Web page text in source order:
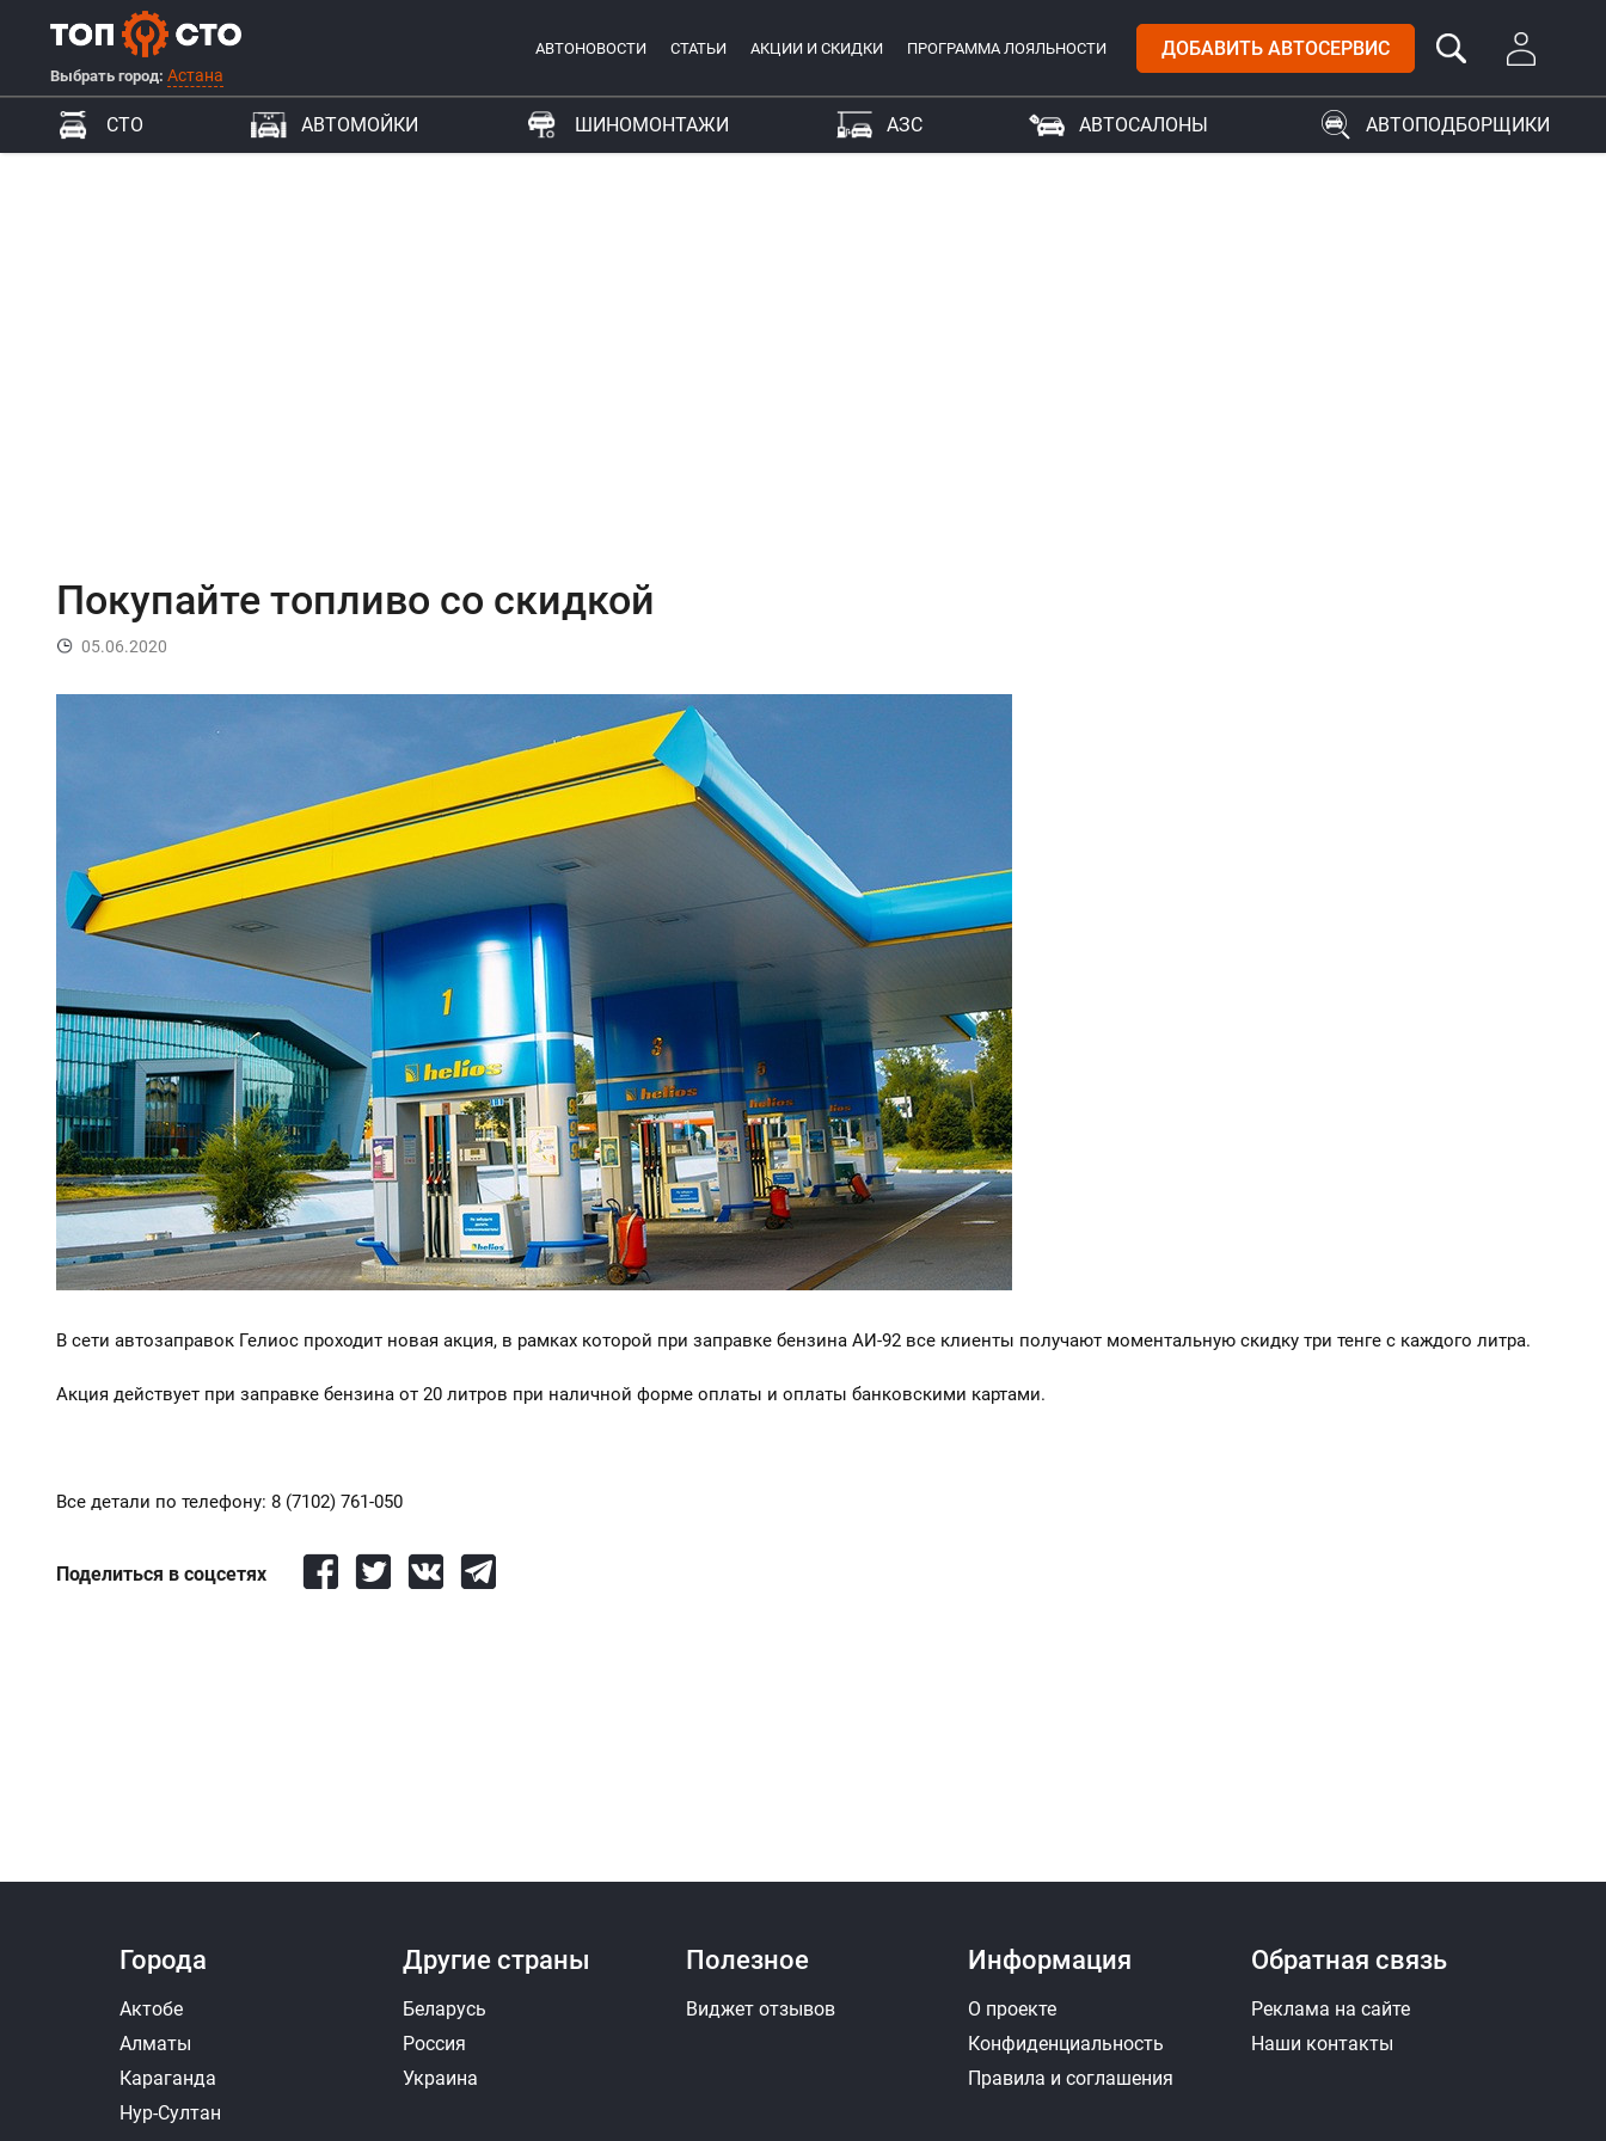
Выбрать город: Астана
АВТОНОВОСТИ СТАТЬИ АКЦИИ И СКИДКИ ПРОГРАММА ЛОЯЛЬНОСТИ ДОБАВИТЬ АВТОСЕРВИС
СТО АВТОМОЙКИ ШИНОМОНТАЖИ АЗС АВТОСАЛОНЫ АВТОПОДБОРЩИКИ
Покупайте топливо со скидкой
05.06.2020
В сети автозаправок Гелиос проходит новая акция, в рамках которой при заправке бензина АИ-92 все клиенты получают моментальную скидку три тенге с каждого литра.
Акция действует при заправке бензина от 20 литров при наличной форме оплаты и оплаты банковскими картами.
Все детали по телефону: 8 (7102) 761-050
Поделиться в соцсетях
Города
Актобе
Алматы
Караганда
Нур-Султан
Другие страны
Беларусь
Россия
Украина
Полезное
Виджет отзывов
Информация
О проекте
Конфиденциальность
Правила и соглашения
Обратная связь
Реклама на сайте
Наши контакты